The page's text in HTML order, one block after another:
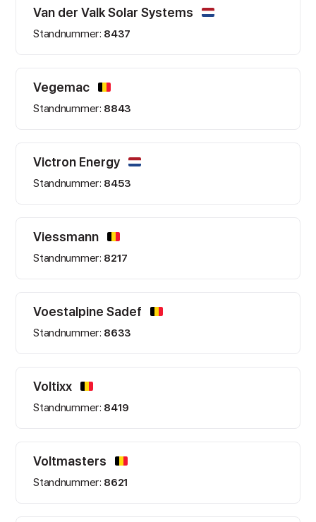
Van der Valk Solar Systems
Standnummer: 8437
Vegemac
Standnummer: 8843
Victron Energy
Standnummer: 8453
Viessmann
Standnummer: 8217
Voestalpine Sadef
Standnummer: 8633
Voltixx
Standnummer: 8419
Voltmasters
Standnummer: 8621